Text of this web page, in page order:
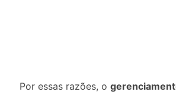
Por essas razões, o